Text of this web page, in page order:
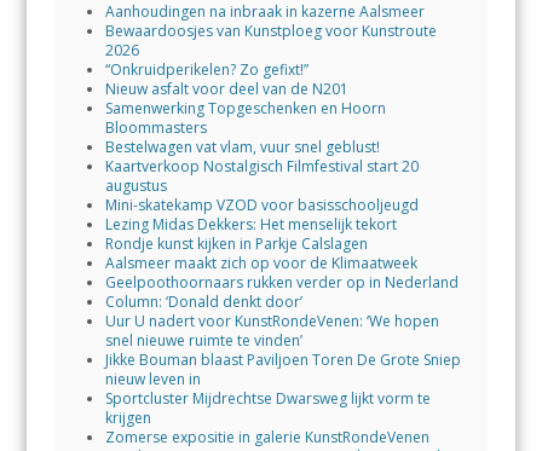
Aanhoudingen na inbraak in kazerne Aalsmeer
Bewaardoosjes van Kunstploeg voor Kunstroute
2026
“Onkruidperikelen? Zo gefixt!”
Nieuw asfalt voor deel van de N201
Samenwerking Topgeschenken en Hoorn
Bloommasters
Bestelwagen vat vlam, vuur snel geblust!
Kaartverkoop Nostalgisch Filmfestival start 20
augustus
Mini-skatekamp VZOD voor basisschooljeugd
Lezing Midas Dekkers: Het menselijk tekort
Rondje kunst kijken in Parkje Calslagen
Aalsmeer maakt zich op voor de Klimaatweek
Geelpoothoornaars rukken verder op in Nederland
Column: ‘Donald denkt door’
Uur U nadert voor KunstRondeVenen: ‘We hopen
snel nieuwe ruimte te vinden’
Jikke Bouman blaast Paviljoen Toren De Grote Sniep
nieuw leven in
Sportcluster Mijdrechtse Dwarsweg lijkt vorm te
krijgen
Zomerse expositie in galerie KunstRondeVenen